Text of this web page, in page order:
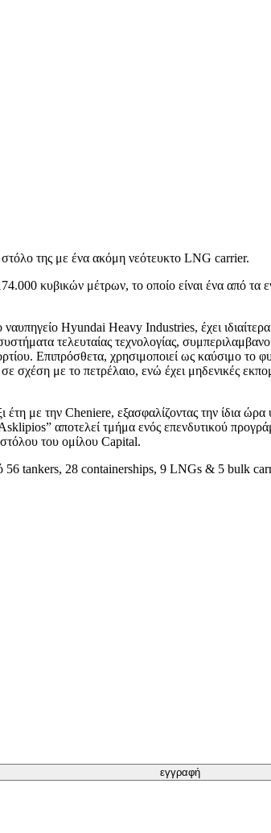
της με ένα ακόμη νεότευκτο LNG carrier.
κυβικών μέτρων, το οποίο είναι ένα από
Hyundai Heavy Industries, έχει
τελευταίας τεχνολογίας,
Επιπρόσθετα, χρησιμοποιεί ως καύσιμο το
σχέση με το πετρέλαιο, ενώ έχει μηδενικές
με την Cheniere, εξασφαλίζοντας την ίδια ώρα
αποτελεί τμήμα ενός επενδυτικού
του ομίλου Capital.
56 tankers, 28 containerships, 9 LNGs & 5 bulk
εγγραφή